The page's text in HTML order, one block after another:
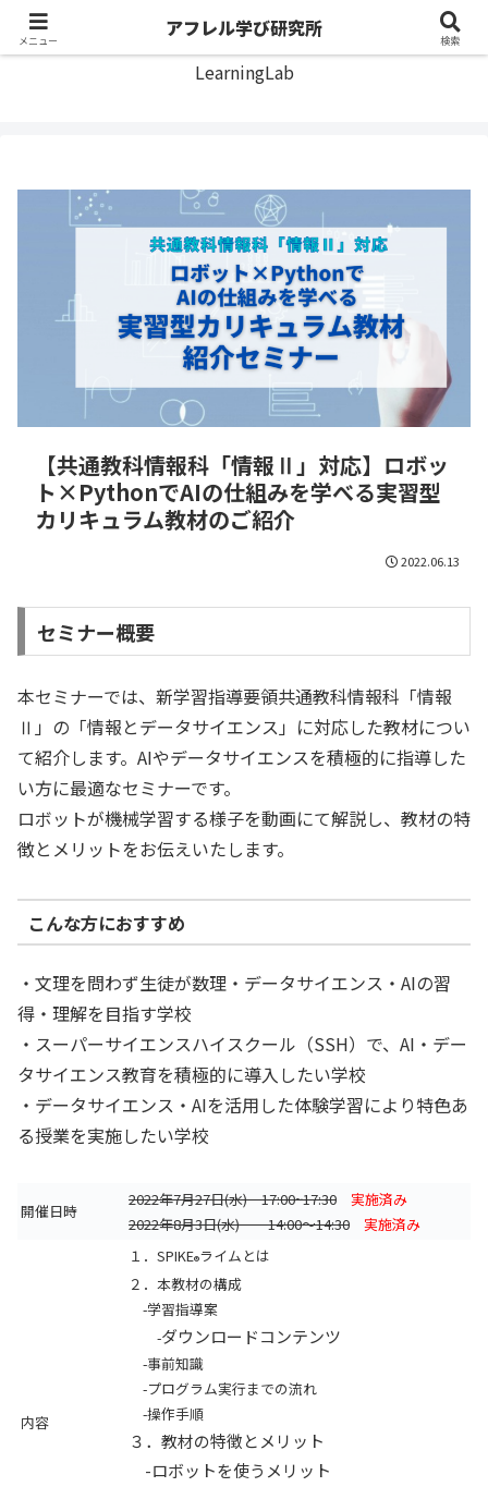
アフレル学び研究所
LearningLab
【共通教科情報科「情報Ⅱ」対応】ロボッ
ト×PythonでAIの仕組みを学べる実習型
カリキュラム教材のご紹介
2022.06.13
セミナー概要
本セミナーでは、新学習指導要領共通教科情報科「情報
Ⅱ」の「情報とデータサイエンス」に対応した教材につい
て紹介します。AIやデータサイエンスを積極的に指導した
い方に最適なセミナーです。
ロボットが機械学習する様子を動画にて解説し、教材の特
徴とメリットをお伝えいたします。
こんな方におすすめ
・文理を問わず生徒が数理・データサイエンス・AIの習
得・理解を目指す学校
・スーパーサイエンスハイスクール（SSH）で、AI・デー
タサイエンス教育を積極的に導入したい学校
・データサイエンス・AIを活用した体験学習により特色あ
る授業を実施したい学校
開催日時
2022年7月27日(水) 17:00~17:30 実施済み
2022年8月3日(水) 14:00～14:30 実施済み
内容
１．SPIKE®ライムとは
２．本教材の構成
-学習指導案
-ダウンロードコンテンツ
-事前知識
-プログラム実行までの流れ
-操作手順
３．教材の特徴とメリット
-ロボットを使うメリット
メニュー
アフレル学び研究所
検索